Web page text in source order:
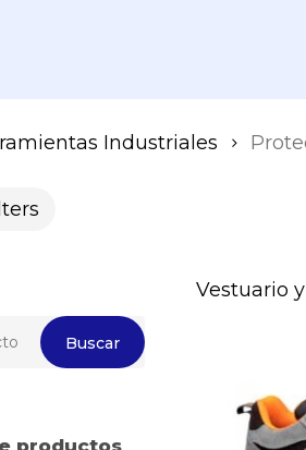
Industriales
Buscar
productos
Vestuario